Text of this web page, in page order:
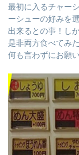
最初に入るチャー
ーシューの好みを
出来るとの事！し
是非両方食べてみ
何も言わずにお願